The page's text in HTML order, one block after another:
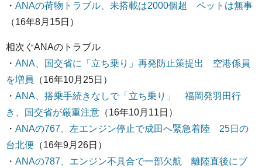
・ ANAの荷物トラブル、未搭載は2000個超 ペットは無事
（16年8月15日）
相次ぐANAのトラブル
・ ANA、国交省に「立ち乗り」再発防止策提出 空港係員
を増員
（16年10月25日）
・ ANA、搭乗手続きなしで「立ち乗り」 福岡発羽田行
き、国交省が厳重注意 （16年10月11日）
・ ANAの767、左エンジン停止で成田へ緊急着陸 25日の
台北便 （16年9月26日）
・ ANAの787、エンジン不具合で一部欠航 離陸直後にブ